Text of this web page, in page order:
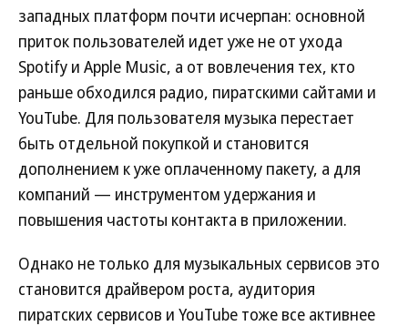
западных платформ почти исчерпан: основной
приток пользователей идет уже не от ухода
Spotify и Apple Music, а от вовлечения тех, кто
раньше обходился радио, пиратскими сайтами и
YouTube. Для пользователя музыка перестает
быть отдельной покупкой и становится
дополнением к уже оплаченному пакету, а для
компаний — инструментом удержания и
повышения частоты контакта в приложении.
Однако не только для музыкальных сервисов это
становится драйвером роста, аудитория
пиратских сервисов и YouTube тоже все активнее